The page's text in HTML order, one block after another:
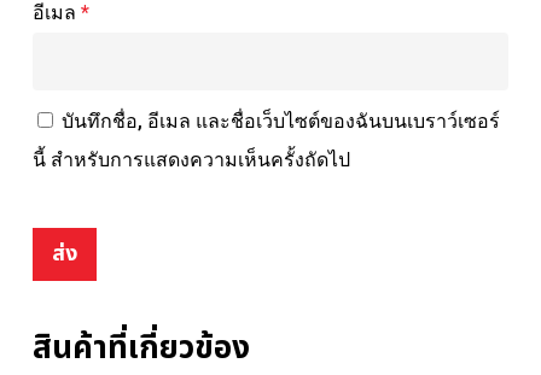
อีเมล *
บันทึกชื่อ, อีเมล และชื่อเว็บไซต์ของฉันบนเบราว์เซอร์
นี้ สำหรับการแสดงความเห็นครั้งถัดไป
สินค้าที่เกี่ยวข้อง